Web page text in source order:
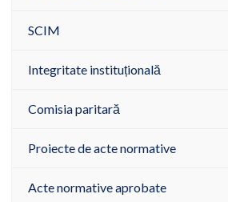
SCIM
Integritate instituțională
Comisia paritară
Proiecte de acte normative
Acte normative aprobate